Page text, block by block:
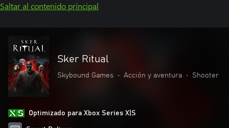
Saltar al contenido principal
Sker Ritual
Skybound Games • Acción y aventura • Shooter
Optimizado para Xbox Series X|S